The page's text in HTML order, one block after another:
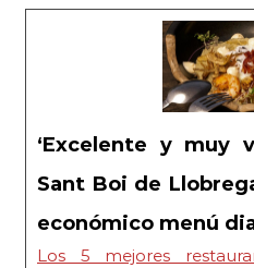
‘Excelente y muy
Sant Boi de
económico menú
Los 5 mejores